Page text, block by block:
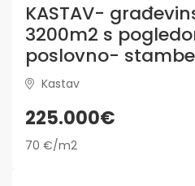
KASTAV-
3200m2 s
poslovno-
Kastav
225.000€
70 €/m2